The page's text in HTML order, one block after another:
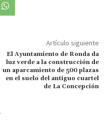
Artículo siguiente
El Ayuntamiento de Ronda da
luz verde a la construcción de
un aparcamiento de 500 plazas
en el suelo del antiguo cuartel
de La Concepción